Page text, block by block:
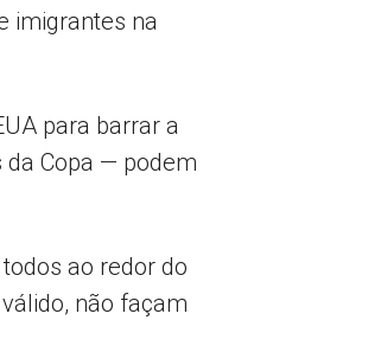
imigrantes na
para barrar a
da Copa — podem
ao redor do
não façam